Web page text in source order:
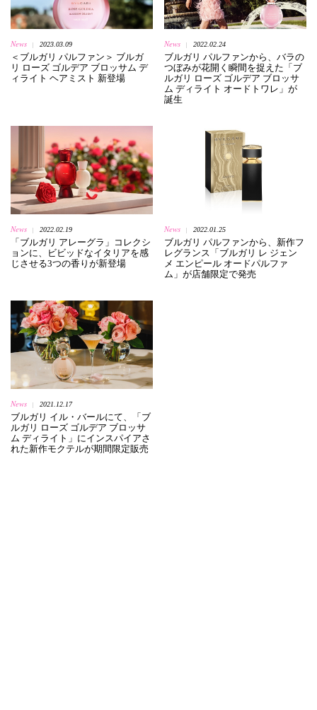
News 2023.03.09
＜ブルガリ パルファン＞ ブルガ
リ ローズ ゴルデア ブロッサム デ
ィライト ヘアミスト 新登場
News 2022.02.24
ブルガリ パルファンから、バラの
つぼみが花開く瞬間を捉えた「ブ
ルガリ ローズ ゴルデア ブロッサ
ム ディライト オードトワレ」が
誕生
News 2022.02.19
「ブルガリ アレーグラ」コレクシ
ョンに、ビビッドなイタリアを感
じさせる3つの香りが新登場
News 2022.01.25
ブルガリ パルファンから、新作フ
レグランス「ブルガリ レ ジェン
メ エンピール オードパルファ
ム」が店舗限定で発売
News 2021.12.17
ブルガリ イル・バールにて、「ブ
ルガリ ローズ ゴルデア ブロッサ
ム ディライト」にインスパイアさ
れた新作モクテルが期間限定販売